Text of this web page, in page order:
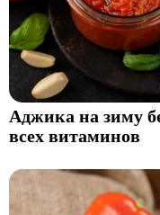
Аджика на зиму
всех витаминов